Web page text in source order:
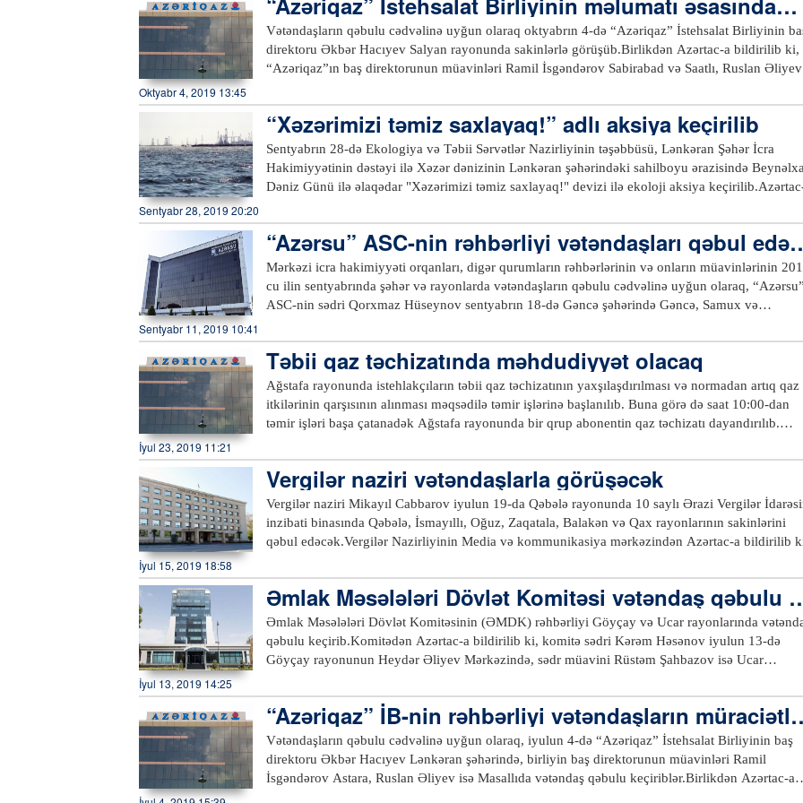
operatorudur.xeber100.com
yaradılıb. Onlar ictimai yerlərdə, küçələrdə, parklarda sakinlərlə söhbət edir, karantin rejiminin
tələbləri və davranış qaydaları barədə maarifləndirmə işi aparır, əhalini küçə və meydanlardan
evlərinə göndərirlər. Beyləqan rayonunda əhalinin intensiv keçdiyi küçələrdə, meydanlarda,
inzibati idarələrdə, parklarda, küçələrdə, iri ticarət obyektlərinin ətrafında, çoxmərtəbəli yaşayış
tibbi-profilaktik və dezinfeksiya işləri də davam etdirilir.xeber100.com
Vətəndaşların qəbulu cədvəlinə uyğun olaraq oktyabrın 4-də “Azəriqaz” İstehsalat Birliyinin
direktoru Əkbər Hacıyev Salyan rayonunda sakinlərlə görüşüb.Birlikdən Azərtac-a bildirilib ki,
“Azəriqaz”ın baş direktorunun müavinləri Ramil İsgəndərov Sabirabad və Saatlı, Ruslan Əliyev
sakinlərin əksəriyyəti yaşayış məntəqələrinin qazlaşdırılması, qaz xətlərinin yerinin
işə qəbul və müxtəlif məsələlərlə bağlı fikirlər səsləndiriblər. Hər bir vətəndaşın müraciəti
dinlənilib. Qaldırılan məsələlərin qanunvericiliyə uyğun həlli barədə müvafiq strukturların
rəhbərlərinə tapşırıqlar verilib.xeber100.com
Oktyabr 4, 2019 13:45
“Xəzərimizi təmiz saxlayaq!” adlı aksiya keçirilib
Sentyabrın 28-də Ekologiya və Təbii Sərvətlər Nazirliyinin təşəbbüsü, Lənkəran Şəhər İcra
Hakimiyyətinin dəstəyi ilə Xəzər dənizinin Lənkəran şəhərindəki sahilboyu ərazisində
Dəniz Günü ilə əlaqədar "Xəzərimizi təmiz saxlayaq!" devizi ilə ekoloji aksiya
xüsusi torbalarla zibil poliqonuna daşınıb.Aksiyada Ekologiya və Təbii Sərvətlər Nazirliyinin 1
saylı Regional Ekologiya və Təbii Sərvətlər İdarəsinin, nazirliyin digər yerli qurumlarının,
Lənkəran Şəhər Yaşıllaşdırma Müəssisəsinin və Lənkəran Şəhər Mənzil-Kommunal İdarəsinin
əməkdaşları fəallıq nümayiş etdiriblər.Ekoloji aksiyada, ümumilikdə, 100-dən çox könüllü iştirak
edib.xeber100.com
Sentyabr 28, 2019 20:20
“Azərsu” ASC-nin rəhbərliyi vətəndaşları qəbul
k
Mərkəzi icra hakimiyyəti orqanları, digər qurumların rəhbərlərinin və onların müavinlərinin
cu ilin sentyabrında şəhər və rayonlarda vətəndaşların qəbulu cədvəlinə uyğun olaraq, “Azərsu”
ASC-nin sədri Qorxmaz Hüseynov sentyabrın 18-də Gəncə şəhərində Gəncə, Samux və
“Azərsu” sədrinin birinci müavini Teyyub Cabbarov Göygöl şəhərində Göygöl və Daşkəsən
rayonlarının sakinləri ilə görüşəcək. Sentyabrın 20-də isə ASC sədrinin müavini Etibar
Naftalan şəhərində Naftalan, Goranboy və Xocalı rayonlarının sakinlərini qəbul edəcək.Qəbullar
Gəncə şəhəri Heydər Əliyev Mərkəzində, Göygöl və Naftalan sukanal sahələrinin inzibati
binalarında keçiriləcək. Qəbullarda sakinlərin içməli su təchizatı və kanalizasiya xidmətləri ilə
Naftalan, Goranboy, Kəlbəcər və Xocalı sukanal sahələrinə, həmçinin 431-47-67 (daxili 1050)
nömrəsi ilə “Azərsu” ASC-yə və “office@azersu.az
” elektron poçtu vasitəsilə müraciət edə
bilərlər.xeber100.com
Sentyabr 11, 2019 10:41
Təbii qaz təchizatında məhdudiyyət olacaq
Ağstafa rayonunda istehlakçıların təbii qaz təchizatının yaxşılaşdırılması və normadan artıq qaz
itkilərinin qarşısının alınması məqsədilə təmir işlərinə başlanılıb. Buna görə də saat 10:00-dan
təmir işləri başa çatanadək Ağstafa rayonunda bir qrup abonentin qaz təchizatı dayandırılıb.
abonentin qaz təchizatı saat 11:00-dan dayandırılacaq.Azərtac xəbər verir ki, bu barədə
“Azəriqaz” İstehsalat Birliyi məlumat yayıb.xeber100.com
İyul 23, 2019 11:21
Vergilər naziri vətəndaşlarla görüşəcək
Vergilər naziri Mikayıl Cabbarov iyulun 19-da Qəbələ rayonunda 10 saylı Ərazi Vergilər
inzibati binasında Qəbələ, İsmayıllı, Oğuz, Zaqatala, Balakən və Qax rayonlarının sakinlərini
qəbul edəcək.Vergilər Nazirliyinin Media və kommunikasiya mərkəzindən Azərtac-a bildirilib
İdarəsinə, Zaqatala rayonunda 13 saylı Ərazi Vergilər İdarəsinə, habelə İsmayıllı, Balakən və
rayonları vergiödəyicilərinə xidmət mərkəzlərinə müraciət etməklə, eləcə də Vergilər Nazirliyinin
195-1 Çağrı mərkəzinə zəng etməklə qeydiyyatdan keçə bilərlər.xeber100.com
İyul 15, 2019 18:58
Əmlak Məsələləri Dövlət Komitəsi vətəndaş qəbulu
çirib
Əmlak Məsələləri Dövlət Komitəsinin (ƏMDK) rəhbərliyi Göyçay və Ucar rayonlarında
qəbulu keçirib.Komitədən Azərtac-a bildirilib ki, komitə sədri Kərəm Həsənov iyulun 13-də
Göyçay rayonunun Heydər Əliyev Mərkəzində, sədr müavini Rüstəm Şahbazov isə Ucar
rəhbərlərinin iştirakı ilə keçən qəbulda K.Həsənov tərəfindən bütün müraciətlər diqqətlə
Əksər məsələlər elə yerindəcə öz müsbət həllini tapıb. Digər müraciətlər nəzarətə götürülüb və
qısa zamanda, qanunvericiliyə uyğun şəkildə həll olunması ilə bağlı komitə sədri tərəfindən
göstərişlər verilib. Səsləndirilən bir neçə müraciətin komitənin fəaliyyət istiqamətinə aid
vətəndaşlara izah edilib və digər qurumlara göndərilməsi üçün qeydiyyata alınıb.Komitə
İyul 13, 2019 14:25
“Azəriqaz” İB-nin rəhbərliyi vətəndaşların
ni dinləyib
Vətəndaşların qəbulu cədvəlinə uyğun olaraq, iyulun 4-də “Azəriqaz” İstehsalat Birliyinin baş
direktoru Əkbər Hacıyev Lənkəran şəhərində, birliyin baş direktorunun müavinləri Ramil
İsgəndərov Astara, Ruslan Əliyev isə Masallıda vətəndaş qəbulu keçiriblər.Birlikdən Azərtac-a